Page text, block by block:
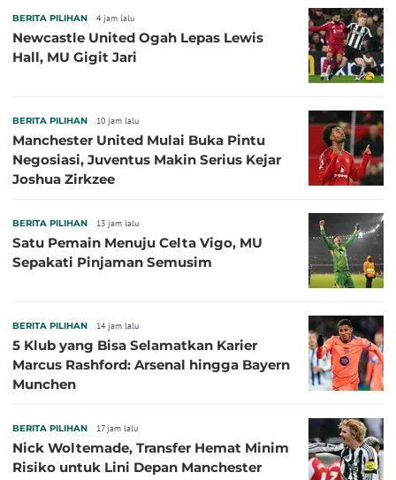
BERITA PILIHAN 4 jam lalu
Newcastle United Ogah Lepas Lewis
Hall, MU Gigit Jari
BERITA PILIHAN 10 jam lalu
Manchester United Mulai Buka Pintu
Negosiasi, Juventus Makin Serius Kejar
Joshua Zirkzee
BERITA PILIHAN 13 jam lalu
Satu Pemain Menuju Celta Vigo, MU
Sepakati Pinjaman Semusim
BERITA PILIHAN 14 jam lalu
5 Klub yang Bisa Selamatkan Karier
Marcus Rashford: Arsenal hingga Bayern
Munchen
BERITA PILIHAN 17 jam lalu
Nick Woltemade, Transfer Hemat Minim
Risiko untuk Lini Depan Manchester